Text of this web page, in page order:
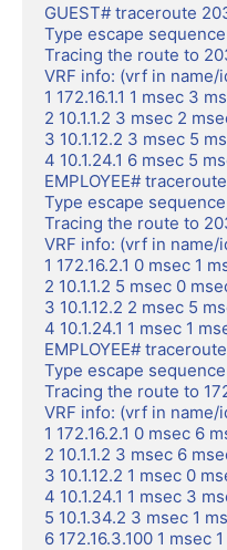
GUEST# traceroute
Type escape
Tracing the route to
VRF info: (vrf in
1 172.16.1.1 1 msec 3
2 10.1.1.2 3 msec 2
3 10.1.12.2 3 msec 5
4 10.1.24.1 6 msec 5
EMPLOYEE#
Type escape
Tracing the route to
VRF info: (vrf in
1 172.16.2.1 0 msec 1
2 10.1.1.2 5 msec 0
3 10.1.12.2 2 msec 5
4 10.1.24.1 1 msec 1
EMPLOYEE#
Type escape
Tracing the route to
VRF info: (vrf in
1 172.16.2.1 0 msec 6
2 10.1.1.2 3 msec 6
3 10.1.12.2 1 msec 0
4 10.1.24.1 1 msec 3
5 10.1.34.2 3 msec 1
6 172.16.3.100 1 msec